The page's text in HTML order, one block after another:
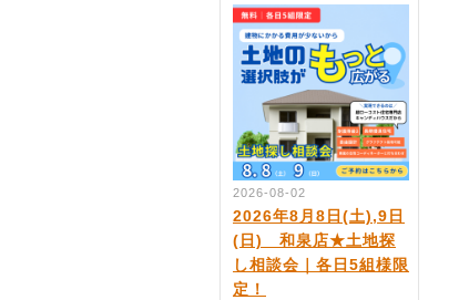
2026-08-02
2026年8月8日(土),9日
(日) 和泉店★土地探
し相談会｜各日5組様限
定！